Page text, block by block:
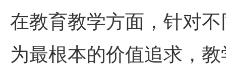
在教育教学方面，针对
为最根本的价值追求，